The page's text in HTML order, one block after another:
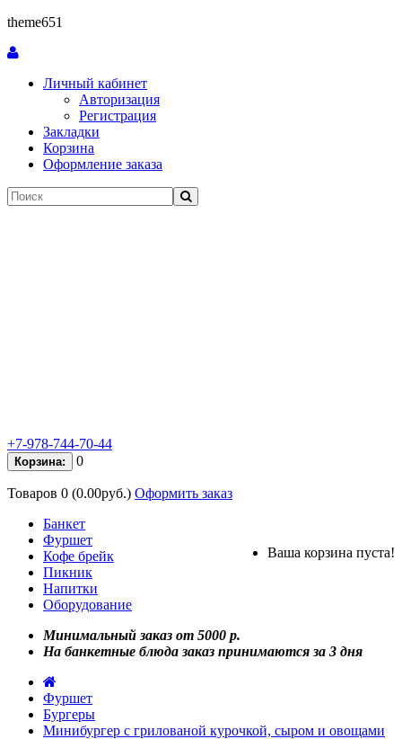
theme651
Личный кабинет
Авторизация
Регистрация
Закладки
Корзина
Оформление заказа
+7-978-744-70-44
Корзина: 0
Товаров 0 (0.00руб.) Оформить заказ
Ваша корзина пуста!
Банкет
Фуршет
Кофе брейк
Пикник
Напитки
Оборудование
Минимальный заказ от 5000 р.
На банкетные блюда заказ принимаются за 3 дня
Фуршет
Бургеры
Минибургер c грилованой курочкой, сыром и овощами